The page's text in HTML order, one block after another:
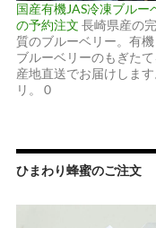
国産有機JAS冷凍ブルー
の予約注文 長崎県産の
質のブルーベリー。有
ブルーベリーのもぎた
産地直送でお届けしま
リ。 0
ひまわり蜂蜜のご注文